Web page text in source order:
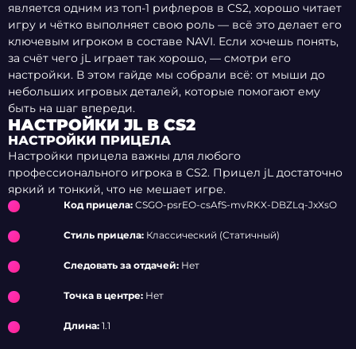
является одним из топ-1 рифлеров в CS2, хорошо читает
игру и чётко выполняет свою роль — всё это делает его
ключевым игроком в составе NAVI. Если хочешь понять,
за счёт чего jL играет так хорошо, — смотри его
настройки. В этом гайде мы собрали всё: от мыши до
небольших игровых деталей, которые помогают ему
быть на шаг впереди.
НАСТРОЙКИ JL В CS2
НАСТРОЙКИ ПРИЦЕЛА
Настройки прицела важны для любого
профессионального игрока в CS2. Прицел jL достаточно
яркий и тонкий, что не мешает игре.
Код прицела: CSGO-psrEO-csAfS-mvRKX-DBZLq-JxXsO
Стиль прицела: Классический (Статичный)
Следовать за отдачей: Нет
Точка в центре: Нет
Длина: 1.1